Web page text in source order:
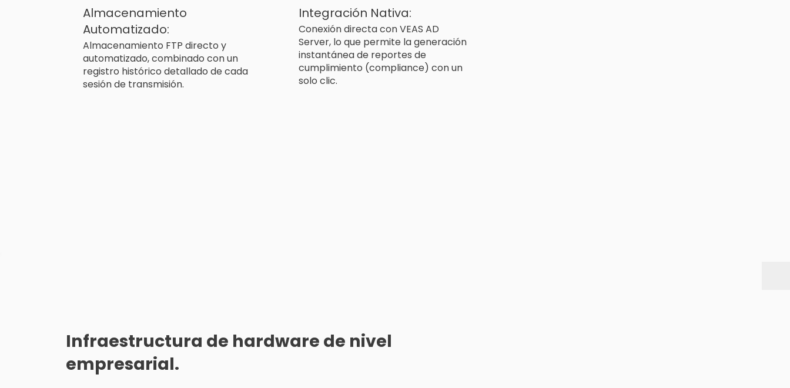
Almacenamiento
Automatizado:
Almacenamiento FTP directo y
automatizado, combinado con un
registro histórico detallado de cada
sesión de transmisión.
Integración Nativa:
Conexión directa con VEAS AD
Server, lo que permite la generación
instantánea de reportes de
cumplimiento (compliance) con un
solo clic.
Infraestructura de hardware de nivel
empresarial.